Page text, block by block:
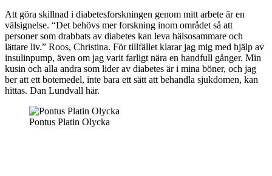
Att göra skillnad i diabetesforskningen genom mitt arbete är en
välsignelse. “Det behövs mer forskning inom området så att
personer som drabbats av diabetes kan leva hälsosammare och
lättare liv.” Roos, Christina. För tillfället klarar jag mig med hjälp av
insulinpump, även om jag varit farligt nära en handfull gånger. Min
kusin och alla andra som lider av diabetes är i mina böner, och jag
ber att ett botemedel, inte bara ett sätt att behandla sjukdomen, kan
hittas. Dan Lundvall här.
Pontus Platin Olycka